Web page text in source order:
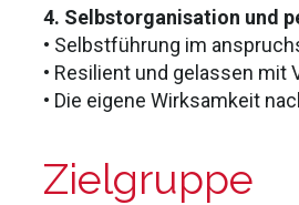
4. Selbstorganisation und
• Selbstführung im
• Resilient und gelassen mit
• Die eigene Wirksamkeit
Zielgruppe